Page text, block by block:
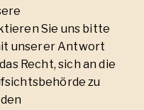
Sie uns bitte
unserer Antwort
Recht, sich an die
zu